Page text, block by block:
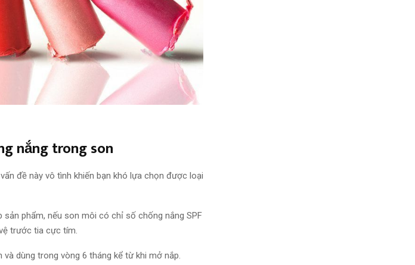
nắng trong son
vấn đề này vô tình khiến bạn khó lựa chọn được loại
sản phẩm, nếu son môi có chỉ số chống nắng SPF
trước tia cực tím.
và dùng trong vòng 6 tháng kể từ khi mở nắp.